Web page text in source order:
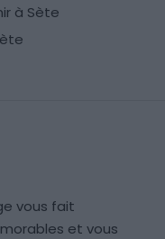
à Sète
vous fait
et vous